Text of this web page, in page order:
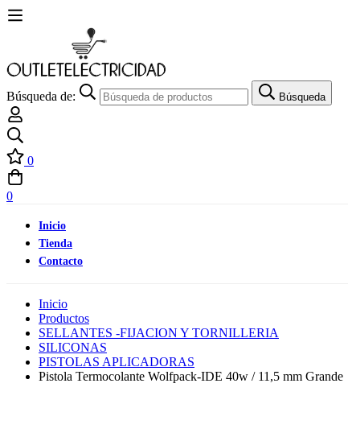
Búsqueda de: Búsqueda
0
0
Inicio
Tienda
Contacto
Inicio
Productos
SELLANTES -FIJACION Y TORNILLERIA
SILICONAS
PISTOLAS APLICADORAS
Pistola Termocolante Wolfpack-IDE 40w / 11,5 mm Grande